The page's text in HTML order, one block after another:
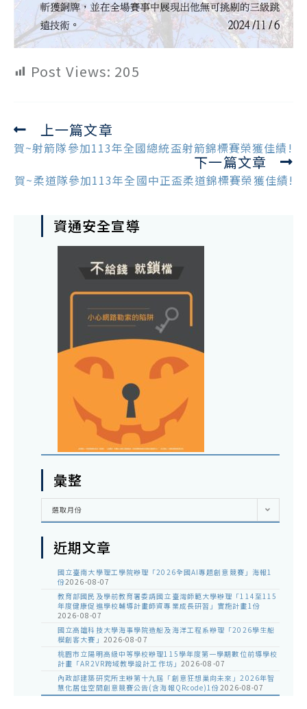
Post Views: 205
Read
more
上一篇文章
賀~射箭隊參加113年全國總統盃射箭錦標賽榮獲佳績!
下一篇文章
賀~柔道隊參加113年全國中正盃柔道錦標賽榮獲佳績!
資通安全宣導
彙整
彙
選取月份
近期文章
國立臺南大學理工學院辦理「2026全國AI專題創意競賽」海報1
份2026-08-07
教育部國民及學前教育署委請國立臺灣師範大學辦理「114至115
年度健康促進學校輔導計畫師資專業成長研習」實施計畫1份
2026-08-07
國立高雄科技大學海事學院造船及海洋工程系辦理「2026學生船
模創客大賽」 2026-08-07
桃園市立陽明高級中等學校辦理115學年度第一學期數位前導學校
計畫「AR2VR跨域教學設計工作坊」 2026-08-07
內政部建築研究所主辦第十九屆「創意狂想巢向未來」2026年智
慧化居住空間創意競賽公告(含海報QRcode)1份2026-08-07